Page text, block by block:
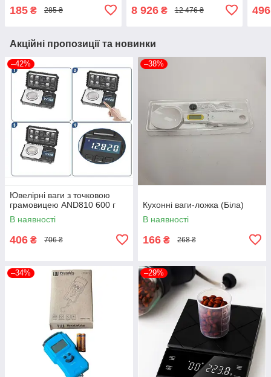
185 ₴ 285 ₴ 8 926₴ 12 476 ₴ 496
Акційні пропозиції та новинки
–42%
Ювелірні ваги з точковою
грамовицею AND810 600 г
В наявності
406 ₴ 706 ₴
–38%
Кухонні ваги-ложка (Біла)
В наявності
166 ₴ 268 ₴
–34% –29%